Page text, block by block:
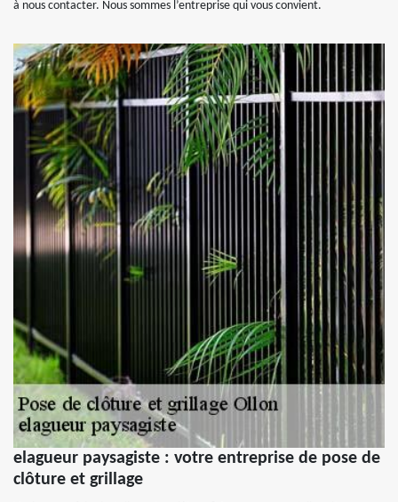
à nous contacter. Nous sommes l’entreprise qui vous convient.
elagueur paysagiste : votre entreprise de pose de
clôture et grillage